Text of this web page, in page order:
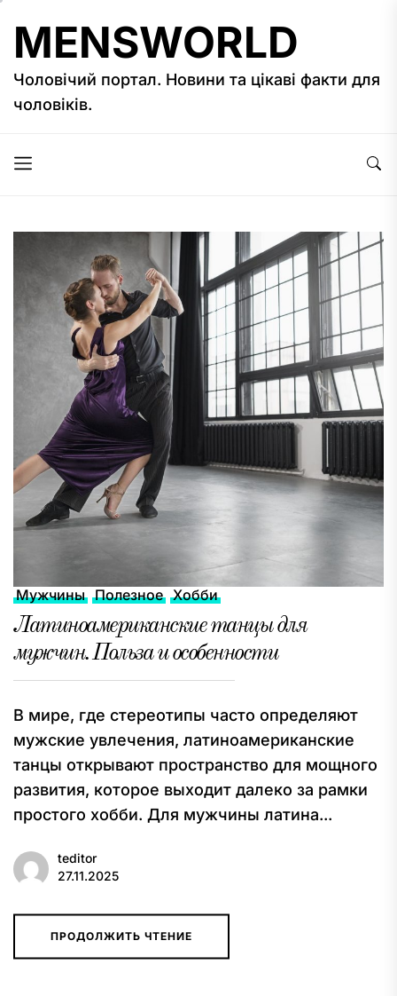
содержимому
MENSWORLD
Чоловічий портал. Новини та цікаві факти для
чоловіків.
Мужчины Полезное Хобби
Латиноамериканские танцы для
мужчин. Польза и особенности
В мире, где стереотипы часто определяют
мужские увлечения, латиноамериканские
танцы открывают пространство для мощного
развития, которое выходит далеко за рамки
простого хобби. Для мужчины латина...
teditor
27.11.2025
ПРОДОЛЖИТЬ ЧТЕНИЕ